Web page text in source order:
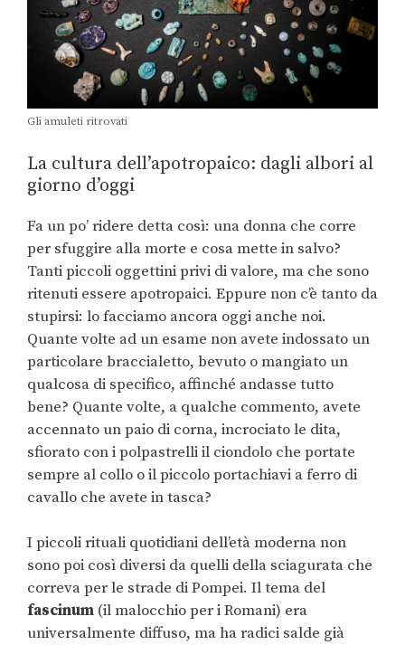
Gli amuleti ritrovati
La cultura dell’apotropaico: dagli albori al
giorno d’oggi
Fa un po’ ridere detta così: una donna che corre
per sfuggire alla morte e cosa mette in salvo?
Tanti piccoli oggettini privi di valore, ma che sono
ritenuti essere apotropaici. Eppure non c’è tanto da
stupirsi: lo facciamo ancora oggi anche noi.
Quante volte ad un esame non avete indossato un
particolare braccialetto, bevuto o mangiato un
qualcosa di specifico, affinché andasse tutto
bene? Quante volte, a qualche commento, avete
accennato un paio di corna, incrociato le dita,
sfiorato con i polpastrelli il ciondolo che portate
sempre al collo o il piccolo portachiavi a ferro di
cavallo che avete in tasca?
I piccoli rituali quotidiani dell’età moderna non
sono poi così diversi da quelli della sciagurata che
correva per le strade di Pompei. Il tema del
fascinum (il malocchio per i Romani) era
universalmente diffuso, ma ha radici salde già